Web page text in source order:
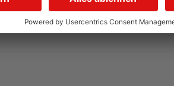
06.08.2026, 11:33 UHR IN MAIN-KINZIG-KREIS